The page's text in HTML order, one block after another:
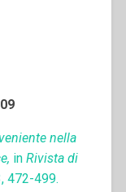
nella
in Rivista di
472-499.